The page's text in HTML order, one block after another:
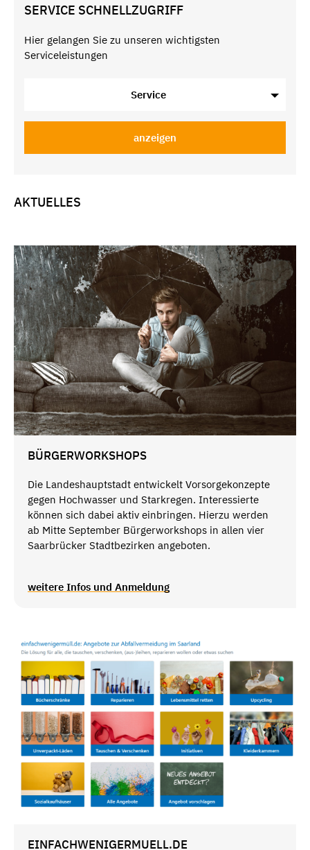
SERVICE SCHNELLZUGRIFF
Hier gelangen Sie zu unseren wichtigsten
Serviceleistungen
Service
anzeigen
AKTUELLES
BÜRGERWORKSHOPS
Die Landeshauptstadt entwickelt Vorsorgekonzepte
gegen Hochwasser und Starkregen. Interessierte
können sich dabei aktiv einbringen. Hierzu werden
ab Mitte September Bürgerworkshops in allen vier
Saarbrücker Stadtbezirken angeboten.
weitere Infos und Anmeldung
EINFACHWENIGERMUELL.DE